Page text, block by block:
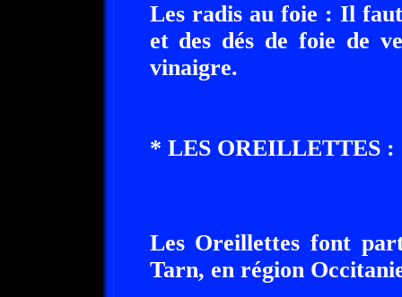
Les radis au foie : Il
et des dés de foie de
vinaigre.
* LES OREILLETTES :
Les Oreillettes font
Tarn, en région